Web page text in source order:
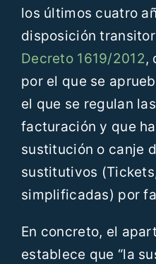
los últimos cuatro
disposición
Decreto 1619/2012,
por el que se
el que se regulan
facturación y que
sustitución o canje
sustitutivos
simplificadas) por
En concreto, el
establece que “la